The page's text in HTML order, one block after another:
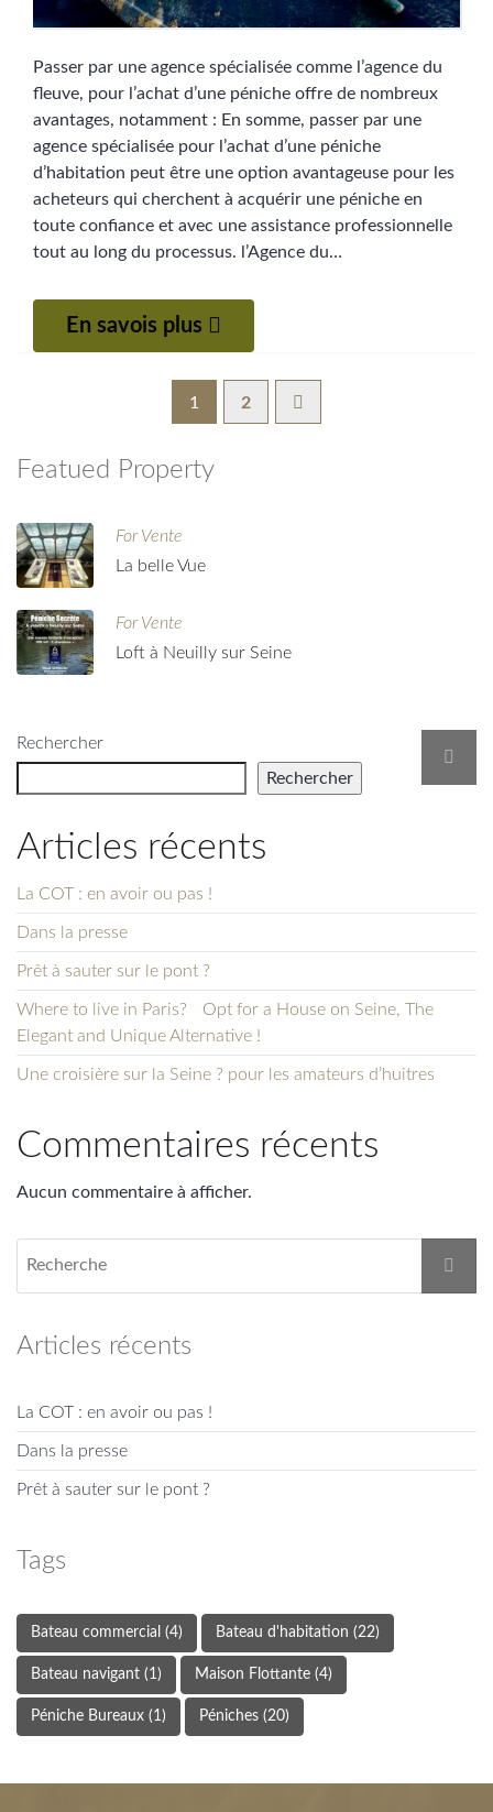
Passer par une agence spécialisée comme l’agence du
fleuve, pour l’achat d’une péniche offre de nombreux
avantages, notamment : En somme, passer par une
agence spécialisée pour l’achat d’une péniche
d’habitation peut être une option avantageuse pour les
acheteurs qui cherchent à acquérir une péniche en
toute confiance et avec une assistance professionnelle
tout au long du processus. l’Agence du…
En savois plus
1 2
Featued Property
For Vente
La belle Vue
For Vente
Loft à Neuilly sur Seine
Rechercher
Rechercher
Articles récents
La COT : en avoir ou pas !
Dans la presse
Prêt à sauter sur le pont ?
Where to live in Paris? Opt for a House on Seine, The
Elegant and Unique Alternative !
Une croisière sur la Seine ? pour les amateurs d’huitres
Commentaires récents
Aucun commentaire à afficher.
Articles récents
La COT : en avoir ou pas !
Dans la presse
Prêt à sauter sur le pont ?
Tags
Bateau commercial (4) Bateau d'habitation (22)
Bateau navigant (1) Maison Flottante (4)
Péniche Bureaux (1) Péniches (20)